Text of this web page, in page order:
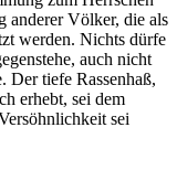
anderer Völker, die als
werden. Nichts dürfe
auch nicht
Der tiefe Rassenhaß,
erhebt, sei dem
sei